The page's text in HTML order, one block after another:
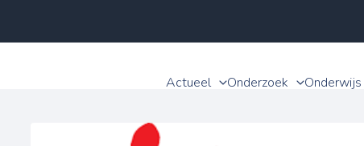
Actueel Onderzoek Onderwijs